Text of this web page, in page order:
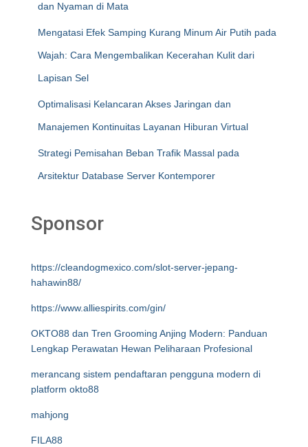
dan Nyaman di Mata
Mengatasi Efek Samping Kurang Minum Air Putih pada
Wajah: Cara Mengembalikan Kecerahan Kulit dari
Lapisan Sel
Optimalisasi Kelancaran Akses Jaringan dan
Manajemen Kontinuitas Layanan Hiburan Virtual
Strategi Pemisahan Beban Trafik Massal pada
Arsitektur Database Server Kontemporer
Sponsor
https://cleandogmexico.com/slot-server-jepang-
hahawin88/
https://www.alliespirits.com/gin/
OKTO88 dan Tren Grooming Anjing Modern: Panduan
Lengkap Perawatan Hewan Peliharaan Profesional
merancang sistem pendaftaran pengguna modern di
platform okto88
mahjong
FILA88